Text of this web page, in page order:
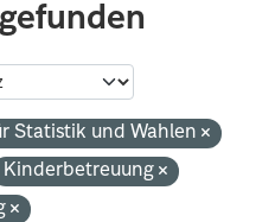
Statistik und Wahlen
Kinderbetreuung